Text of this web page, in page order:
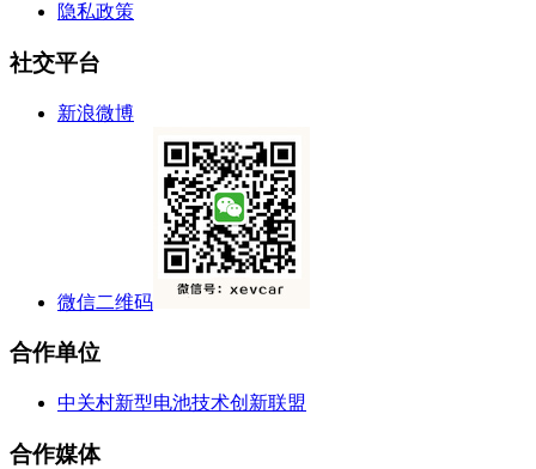
隐私政策
社交平台
新浪微博
微信二维码
合作单位
中关村新型电池技术创新联盟
合作媒体